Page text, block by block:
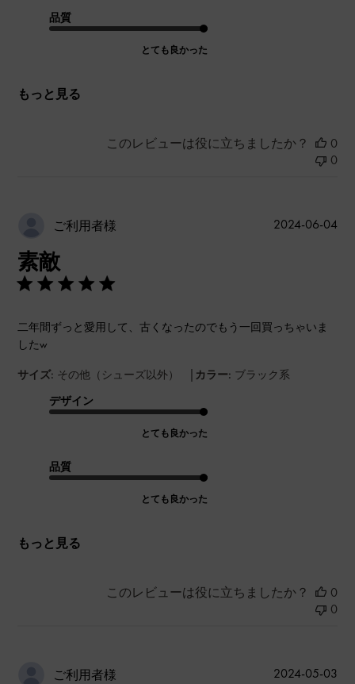
品質
とても良かった
もっと見る
このレビューは役に立ちましたか？
0
0
ご利用者様
素敵
二年間ずっと愛用して、古くなったのでもう一回買っちゃいま
したw
サイズ: その他（シューズ以外） | カラー: ブラック系
デザイン
とても良かった
品質
とても良かった
もっと見る
公
2024-06-04
このレビューは役に立ちましたか？
0
0
ご利用者様
公
2024-05-03